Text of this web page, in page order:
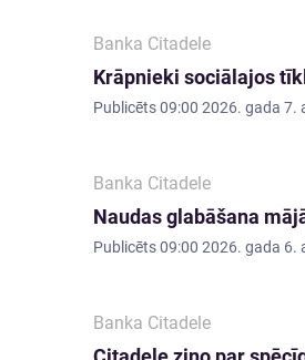
Banka Citadele
Krāpnieki sociālajos
Publicēts09:00 2026. gada 7.
Banka Citadele
Naudas glabāšana
Publicēts09:00 2026. gada 6.
Banka Citadele